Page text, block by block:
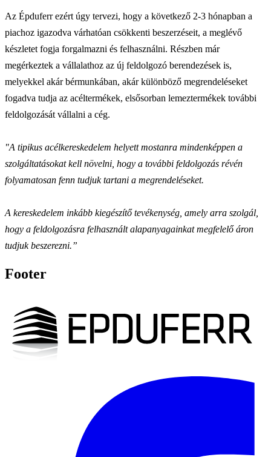
Az Épduferr ezért úgy tervezi, hogy a következő 2-3 hónapban a
piachoz igazodva várhatóan csökkenti beszerzéseit, a meglévő
készletet fogja forgalmazni és felhasználni. Részben már
megérkeztek a vállalathoz az új feldolgozó berendezések is,
melyekkel akár bérmunkában, akár különböző megrendeléseket
fogadva tudja az acéltermékek, elsősorban lemeztermékek további
feldolgozását vállalni a cég.
"A tipikus acélkereskedelem helyett mostanra mindenképpen a
szolgáltatásokat kell növelni, hogy a további feldolgozás révén
folyamatosan fenn tudjuk tartani a megrendeléseket.
A kereskedelem inkább kiegészítő tevékenység, amely arra szolgál,
hogy a feldolgozásra felhasznált alapanyagainkat megfelelő áron
tudjuk beszerezni.”
Footer